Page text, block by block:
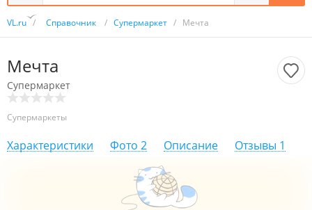
VL.ru / Справочник / Супермаркет / Мечта
Мечта
Супермаркет
Супермаркеты
Характеристики Фото 2 Описание Отзывы 1